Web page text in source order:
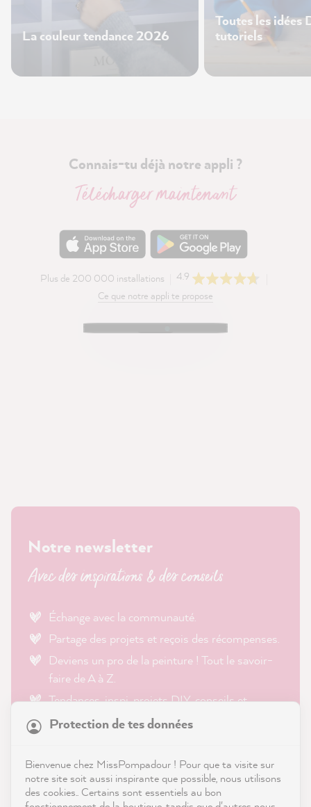
La couleur tendance 2026
Toutes les idées
tutoriels
Connais-tu déjà notre appli ?
Télécharger maintenant
Plus de 200 000 installations
4.9
Ce que notre appli te propose
Notre newsletter
Avec des inspirations & des conseils
Échange avec la communauté.
Partage des projets et reçois des récompenses.
Deviens un pro de la peinture ! Tout le savoir-
faire de A à Z.
Tendances, inspi, projets DIY, conseils et
astuces.
Protection de tes données
Bienvenue chez MissPompadour ! Pour que ta visite sur
notre site soit aussi inspirante que possible, nous utilisons
des cookies.. Certains sont essentiels au bon
21 863Avis
Trusted Shops